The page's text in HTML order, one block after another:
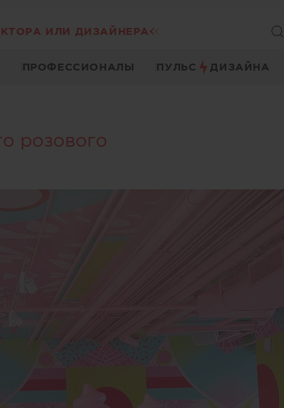
ИЛИ ДИЗАЙНЕРА
ПРОФЕССИОНАЛЫ ПУЛЬС ДИЗАЙНА
розового